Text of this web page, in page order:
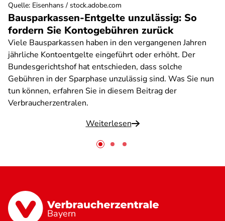
Bausparkassen-Entgelte unzulässig: So
fordern Sie Kontogebühren zurück
Viele Bausparkassen haben in den vergangenen Jahren
jährliche Kontoentgelte eingeführt oder erhöht. Der
Bundesgerichtshof hat entschieden, dass solche
Gebühren in der Sparphase unzulässig sind. Was Sie nun
tun können, erfahren Sie in diesem Beitrag der
Verbraucherzentralen.
Weiterlesen
Quelle: Eisenhans / stock.adobe.com
Bayern